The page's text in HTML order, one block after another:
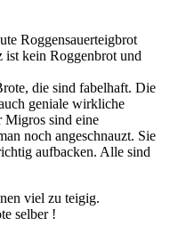
Roggensauerteigbrot
ist kein Roggenbrot und
die sind fabelhaft. Die
geniale wirkliche
Migros sind eine
noch angeschnauzt. Sie
aufbacken. Alle sind
viel zu teigig.
selber !